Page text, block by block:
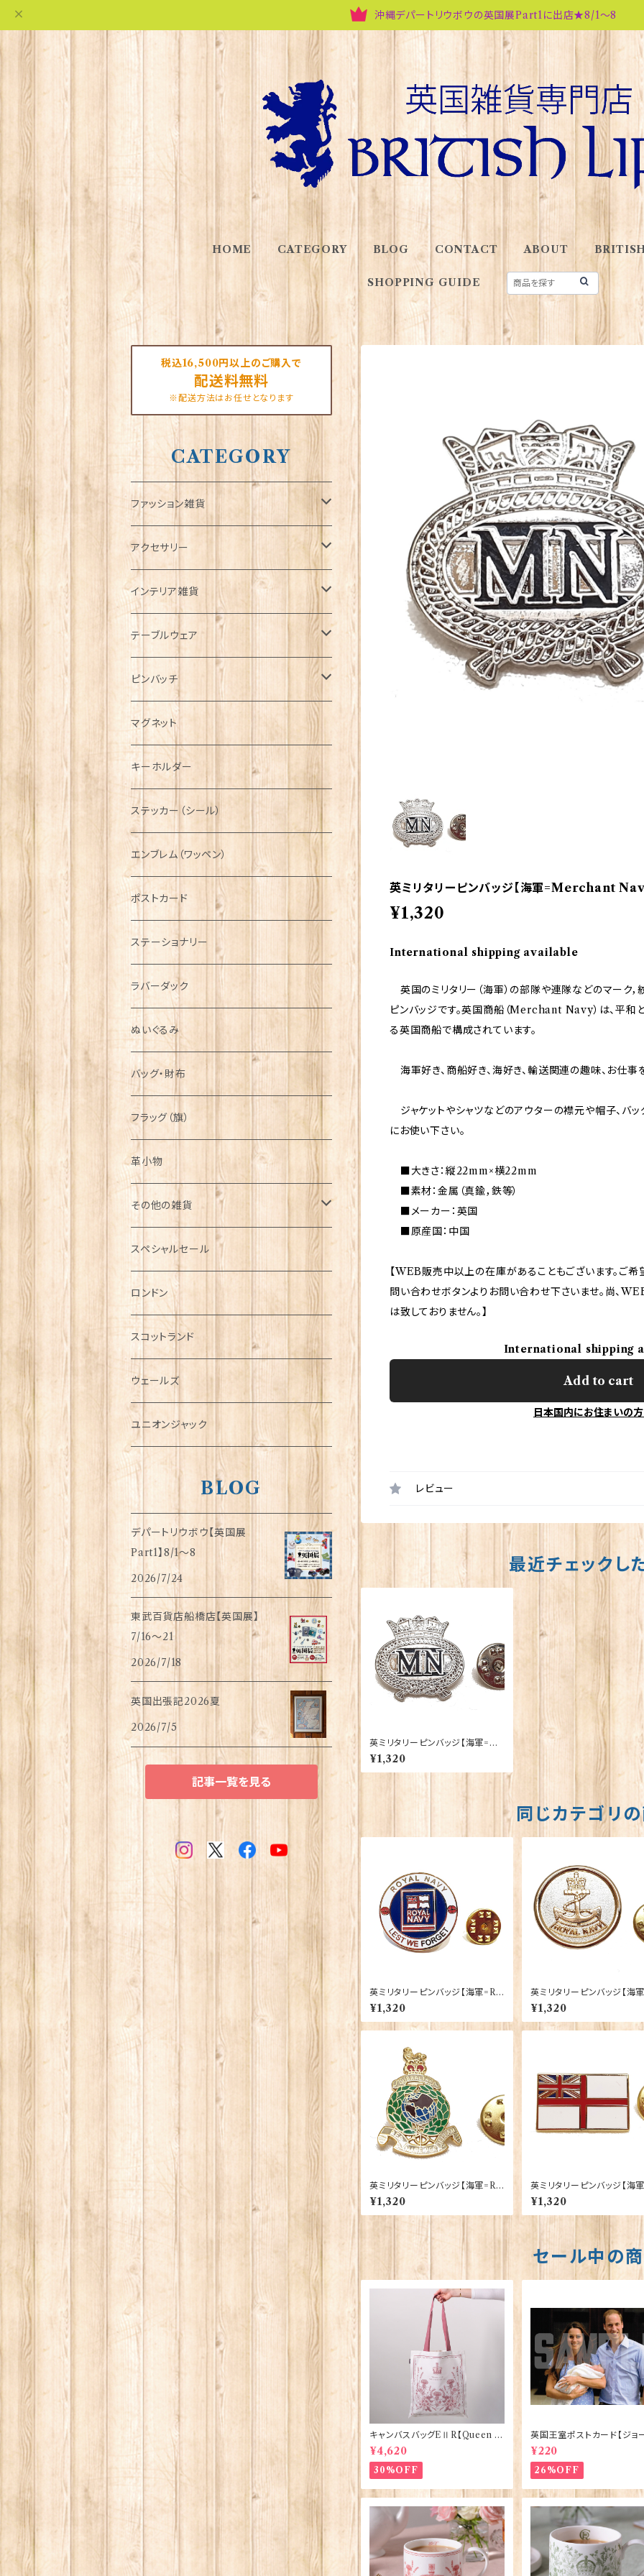
沖縄デパートリウボウの英国展Part1に出店★8/1～8
HOME CATEGORY BLOG CONTACT ABOUT
SHOPPING GUIDE
英ミリタリーピンバッジ【海軍=Merchant
¥1,320
International shipping available
英国のミリタリー（海軍）の部隊や連隊などのマーク
ピンバッジです。英国商船（Merchant Navy）は、平
る英国商船で構成されています。
海軍好き、商船好き、海好き、輸送関連の趣味、お仕事
ジャケットやシャツなどのアウターの襟元や帽子、バッ
にお使い下さい。
■大きさ：縦22mm×横22mm
■素材：金属（真鍮，鉄等）
■メーカー：英国
■原産国：中国
【WEB販売中以上の在庫があることもございます。ご
問い合わせボタンよりお問い合わせ下さいませ。尚、
は致しておりません。】
International shipping
Add to cart
日本国内にお住まいの
レビュー
最近チェックし
英ミリタリーピンバッジ【海軍=M
erchant Navy】Tradition 900
43-M037
¥1,320
同じカテゴリ
英ミリタリーピンバッジ【海軍=Ro
yal Navy Lest We Forget】Tr
adition 90043-M101
¥1,320
英ミリタリーピンバッジ【海
yal Navy Gilt Round】
n 90043-M085
¥1,320
英ミリタリーピンバッジ【海軍=Ro
yal Marines】Tradition 90043
-M031
¥1,320
英ミリタリーピンバッジ【海
hite Ensign】Tradition 90043
-M029
¥1,320
セール中の
キャンバスバッグEⅡR【Queen El
izabethⅡ Commemorative】
Victoria Eggs 90332
¥4,620
30%OFF
英国王室ポストカード【ジョ
王子ご誕生】Pageantry
rd 90183-JEF100
¥220
26%OFF
税込16,500円以上のご購入で
配送料無料
※配送方法はお任せとなります
CATEGORY
ファッション雑貨
タータンネクタイ
帽子
キャップ
ハンチング帽
キャスケット
ディアストーカー
ニット帽
Tシャツ
マフラー
タータン【Bronte by Moon】
タータン【Glencroft】
ボタンラップマフラー【Aran Traditions】
サッシュ
スカーフ
ファッションマスク
アクセサリー
ORTAK
ブローチ
ペンダント
チャーム
その他のアクセサリー
インテリア雑貨
インテリア置物
ラブスプーン
ラブスプーン【SION LLEWELLYN】
ラブスプーン【PAUL CURTIS】
ファブリック
テーブルウェア
ティータオル
ペーパーナプキン
ティーコジー
その他テーブルウェア
ピンバッチ
ジェネラルデザイン
乗り物
動物＆植物
国旗＆紋章
音楽＆楽器
ミリタリー
NAVY
AIRFORCE
ARMY
ピューター
マグネット
キーホルダー
ステッカー（シール）
エンブレム（ワッペン）
ポストカード
ステーショナリー
ラバーダック
ぬいぐるみ
バッグ・財布
フラッグ（旗）
革小物
その他の雑貨
ミニカー
チャーム
犬グッズ
傘
指貫(シンブル)
スペシャルセール
ロンドン
スコットランド
ウェールズ
ユニオンジャック
BLOG
デパートリウボウ【英国展
Part1】8/1〜8
2026/7/24
東武百貨店船橋店【英国展】
7/16～21
2026/7/18
英国出張記2026夏
2026/7/5
記事一覧を見る